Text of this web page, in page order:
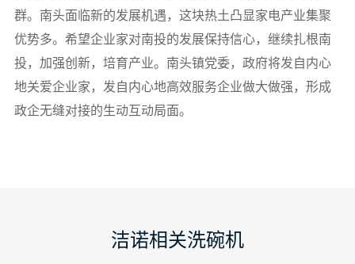
群。南头面临新的发展机遇，这块热土凸显家电产业集聚
优势多。希望企业家对南投的发展保持信心，继续扎根南
投，加强创新，培育产业。南头镇党委，政府将发自内心
地关爱企业家，发自内心地高效服务企业做大做强，形成
政企无缝对接的生动互动局面。
洁诺相关洗碗机